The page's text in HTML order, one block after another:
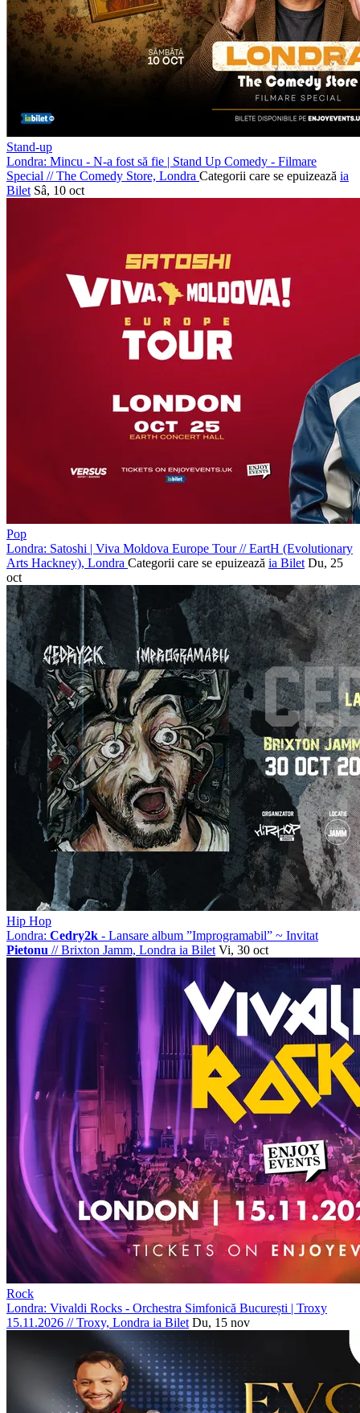
Stand-up
Londra: Mincu - N-a fost să fie | Stand Up Comedy - Filmare
Special //The Comedy Store, Londra Categorii care se epuizează ia
Bilet Sâ, 10 oct
Pop
Londra: Satoshi | Viva Moldova Europe Tour//EartH (Evolutionary
Arts Hackney), Londra Categorii care se epuizează ia Bilet Du, 25
oct
Hip Hop
Londra: Cedry2k - Lansare album ”Improgramabil” ~ Invitat
Pietonu //Brixton Jamm, Londra ia Bilet Vi, 30 oct
Rock
Londra: Vivaldi Rocks - Orchestra Simfonică București | Troxy
15.11.2026 //Troxy, Londra ia Bilet Du, 15 nov